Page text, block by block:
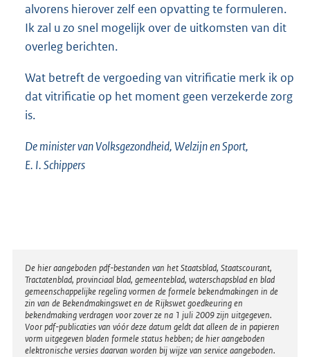
alvorens hierover zelf een opvatting te formuleren.
Ik zal u zo snel mogelijk over de uitkomsten van dit
overleg berichten.
Wat betreft de vergoeding van vitrificatie merk ik op
dat vitrificatie op het moment geen verzekerde zorg
is.
De minister van Volksgezondheid, Welzijn en Sport,
E. I. Schippers
Disclaimer
De hier aangeboden pdf-bestanden van het Staatsblad, Staatscourant,
Tractatenblad, provinciaal blad, gemeenteblad, waterschapsblad en blad
gemeenschappelijke regeling vormen de formele bekendmakingen in de
zin van de Bekendmakingswet en de Rijkswet goedkeuring en
bekendmaking verdragen voor zover ze na 1 juli 2009 zijn uitgegeven.
Voor pdf-publicaties van vóór deze datum geldt dat alleen de in papieren
vorm uitgegeven bladen formele status hebben; de hier aangeboden
elektronische versies daarvan worden bij wijze van service aangeboden.